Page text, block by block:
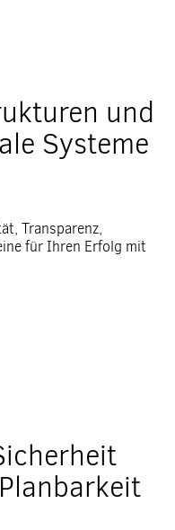
und
Systeme
Transparenz,
für Ihren Erfolg mit